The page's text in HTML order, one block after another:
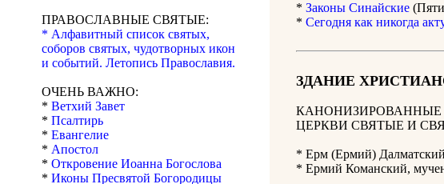
ПРАВОСЛАВНЫЕ СВЯТЫЕ:
* Алфавитный список святых,
соборов святых, чудотворных икон
и событий. Летопись Православия.
ОЧЕНЬ ВАЖНО:
* Ветхий Завет
* Псалтирь
* Евангелие
* Апостол
* Откровение Иоанна Богослова
* Иконы Пресвятой Богородицы
* Законы Синайские
* Сегодня как никогда
ЗДАНИЕ
КАНОНИЗИРОВАННЫЕ
ЦЕРКВИ СВЯТЫЕ И
* Ерм (Ермий)
* Ермий Команский,